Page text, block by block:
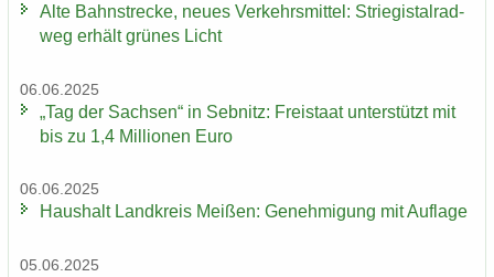
Alte Bahn­stre­cke, neues Ver­kehrs­mit­tel: Strie­gi­st­al­rad­
weg er­hält grü­nes Licht
06.06.2025
„Tag der Sach­sen“ in Seb­nitz: Frei­staat un­ter­stützt mit
bis zu 1,4 Mil­lio­nen Euro
06.06.2025
Haus­halt Land­kreis Mei­ßen: Ge­neh­mi­gung mit Auf­la­ge
05.06.2025